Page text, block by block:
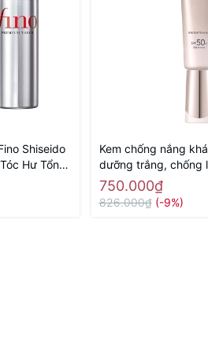
Shiseido
Hư Tổn
Kem chống nắng
dưỡng trắng, chống
Elixir Day Care
SPF50+ PA++++
750.000₫
826.000₫ (-9%)